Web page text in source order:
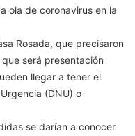
ola de coronavirus en la
Rosada, que precisaron
será presentación
llegar a tener el
(DNU) o
se darían a conocer